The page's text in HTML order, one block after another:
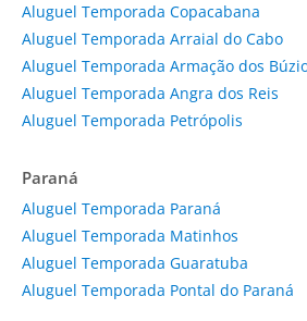
Aluguel Temporada Copacabana
Aluguel Temporada Arraial do Cabo
Aluguel Temporada Armação dos
Aluguel Temporada Angra dos Reis
Aluguel Temporada Petrópolis
Paraná
Aluguel Temporada Paraná
Aluguel Temporada Matinhos
Aluguel Temporada Guaratuba
Aluguel Temporada Pontal do Paraná